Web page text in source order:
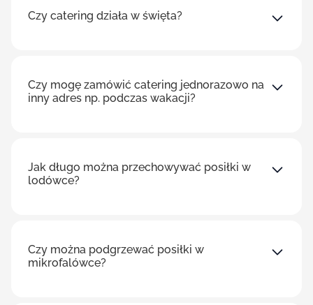
Czy catering działa w święta?
Czy mogę zamówić catering jednorazowo na
inny adres np. podczas wakacji?
Jak długo można przechowywać posiłki w
lodówce?
Czy można podgrzewać posiłki w
mikrofalówce?